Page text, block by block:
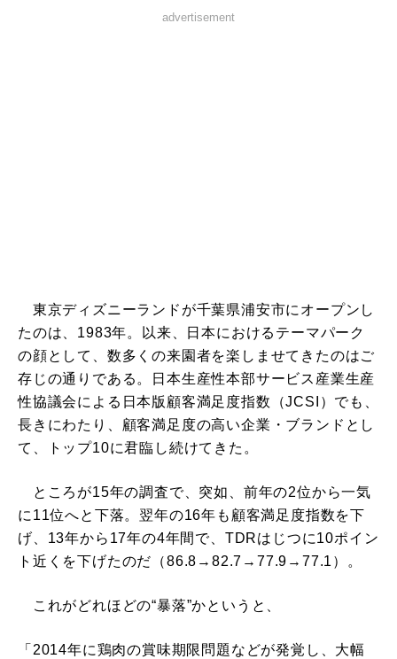
advertisement
東京ディズニーランドが千葉県浦安市にオープンし
たのは、1983年。以来、日本におけるテーマパーク
の顔として、数多くの来園者を楽しませてきたのはご
存じの通りである。日本生産性本部サービス産業生産
性協議会による日本版顧客満足度指数（JCSI）でも、
長きにわたり、顧客満足度の高い企業・ブランドとし
て、トップ10に君臨し続けてきた。
ところが15年の調査で、突如、前年の2位から一気
に11位へと下落。翌年の16年も顧客満足度指数を下
げ、13年から17年の4年間で、TDRはじつに10ポイン
ト近くを下げたのだ（86.8→82.7→77.9→77.1）。
これがどれほどの“暴落”かというと、
「2014年に鶏肉の賞味期限問題などが発覚し、大幅